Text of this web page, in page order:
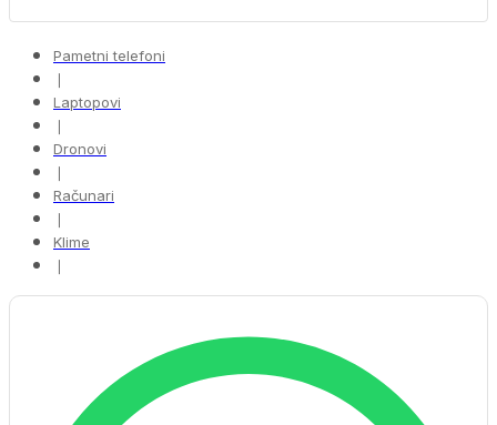
Pametni telefoni
❘
Laptopovi
❘
Dronovi
❘
Računari
❘
Klime
❘